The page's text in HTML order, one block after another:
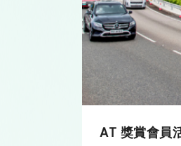
AT 獎賞會員